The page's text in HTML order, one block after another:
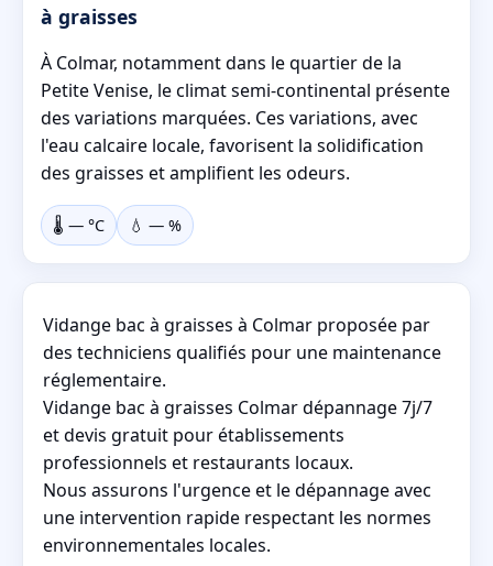
à graisses
À Colmar, notamment dans le quartier de la
Petite Venise, le climat semi-continental présente
des variations marquées. Ces variations, avec
l'eau calcaire locale, favorisent la solidification
des graisses et amplifient les odeurs.
🌡️ — °C 💧 — %
Vidange bac à graisses à Colmar proposée par
des techniciens qualifiés pour une maintenance
réglementaire.
Vidange bac à graisses Colmar dépannage 7j/7
et devis gratuit pour établissements
professionnels et restaurants locaux.
Nous assurons l'urgence et le dépannage avec
une intervention rapide respectant les normes
environnementales locales.